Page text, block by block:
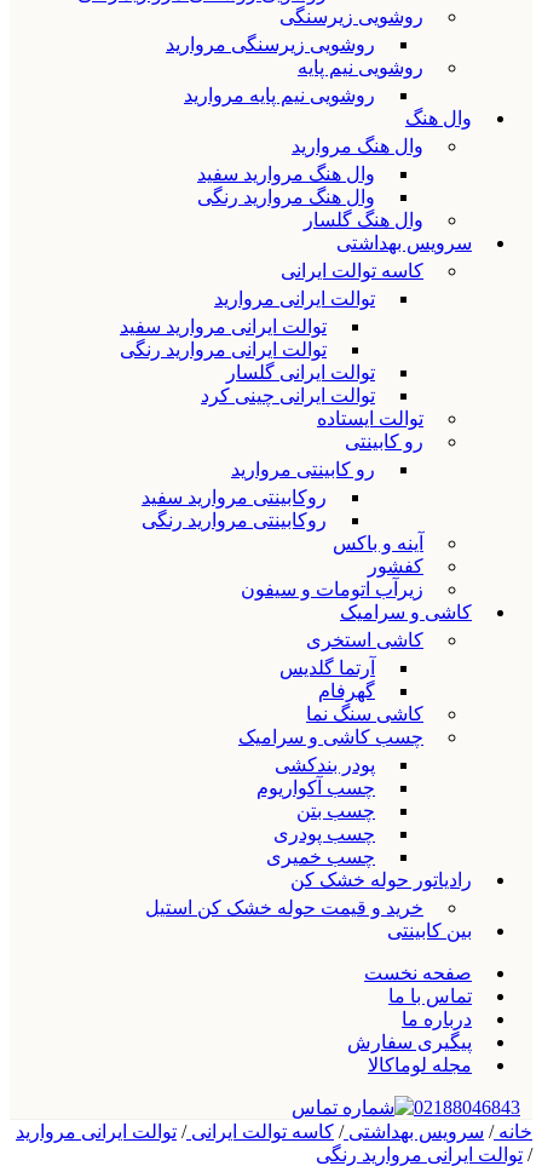
روشویی زیرسنگی
روشویی زیرسنگی مروارید
روشویی نیم پایه
روشویی نیم پایه مروارید
وال هنگ
وال هنگ مروارید
وال هنگ مروارید سفید
وال هنگ مروارید رنگی
وال هنگ گلسار
سرویس بهداشتی
کاسه توالت ایرانی
توالت ایرانی مروارید
توالت ایرانی مروارید سفید
توالت ایرانی مروارید رنگی
توالت ایرانی گلسار
توالت ایرانی چینی کرد
توالت ایستاده
رو کابینتی
رو کابینتی مروارید
روکابینتی مروارید سفید
روکابینتی مروارید رنگی
آینه و باکس
کفشور
زیرآب اتومات و سیفون
کاشی و سرامیک
کاشی استخری
آرتما گلدیس
گهرفام
کاشی سنگ نما
چسب کاشی و سرامیک
پودر بندکشی
چسب آکواریوم
چسب بتن
چسب پودری
چسب خمیری
رادیاتور حوله خشک کن
خرید و قیمت حوله خشک کن استیل
بین کابینتی
صفحه نخست
تماس با ما
درباره ما
پیگیری سفارش
مجله لوماکالا
02188046843
خانه/ سرویس بهداشتی/ کاسه توالت ایرانی/ توالت ایرانی مروارید
/ توالت ایرانی مروارید رنگی